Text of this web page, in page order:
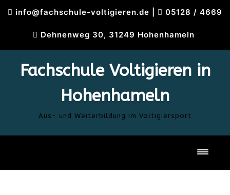
info@fachschule-voltigieren.de 05128 / 4669
Dehnenweg 30, 31249 Hohenhameln
Fachschule Voltigieren in
Hohenhameln
Aus- und Weiterbildung im Voltigiersport